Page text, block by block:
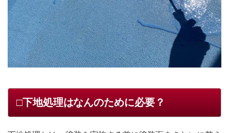
□下地処理はなんのために必要？